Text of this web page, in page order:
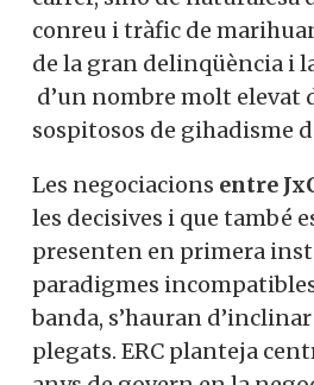
conreu i tràfic de
de la gran delinqüència i
d’un nombre molt elevat
sospitosos de gihadisme
Les negociacions entre
les decisives i que també
presenten en primera
paradigmes
banda, s’hauran
plegats. ERC planteja